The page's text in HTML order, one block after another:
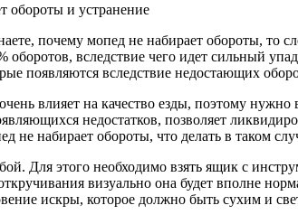
обороты и устранение
почему мопед не набирает обороты,
вследствие чего идет сильный
появляются вследствие недостающих
влияет на качество езды, поэтому
недостатков, позволяет
не набирает обороты, что делать в таком
Для этого необходимо взять ящик с
визуально она будет вполне
искры, которое должно быть сухим и